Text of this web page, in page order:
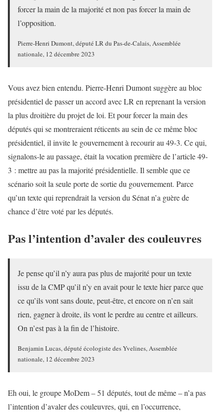
forcer la main de la majorité et non pas forcer la main de
l’opposition.
Pierre-Henri Dumont, député LR du Pas-de-Calais, Assemblée
nationale, 12 décembre 2023
Vous avez bien entendu. Pierre-Henri Dumont suggère au bloc
présidentiel de passer un accord avec LR en reprenant la version
la plus droitière du projet de loi. Et pour forcer la main des
députés qui se montreraient réticents au sein de ce même bloc
présidentiel, il invite le gouvernement à recourir au 49-3. Ce qui,
signalons-le au passage, était la vocation première de l’article 49-
3 : mettre au pas la majorité présidentielle. Il semble que ce
scénario soit la seule porte de sortie du gouvernement. Parce
qu’un texte qui reprendrait la version du Sénat n’a guère de
chance d’être voté par les députés.
Pas l’intention d’avaler des couleuvres
Je pense qu’il n’y aura pas plus de majorité pour un texte
issu de la CMP qu’il n’y en avait pour le texte hier parce que
ce qu’ils vont sans doute, peut-être, et encore on n’en sait
rien, gagner à droite, ils vont le perdre au centre et ailleurs.
On n’est pas à la fin de l’histoire.
Benjamin Lucas, député écologiste des Yvelines, Assemblée
nationale, 12 décembre 2023
Eh oui, le groupe MoDem – 51 députés, tout de même – n’a pas
l’intention d’avaler des couleuvres, qui, en l’occurrence,